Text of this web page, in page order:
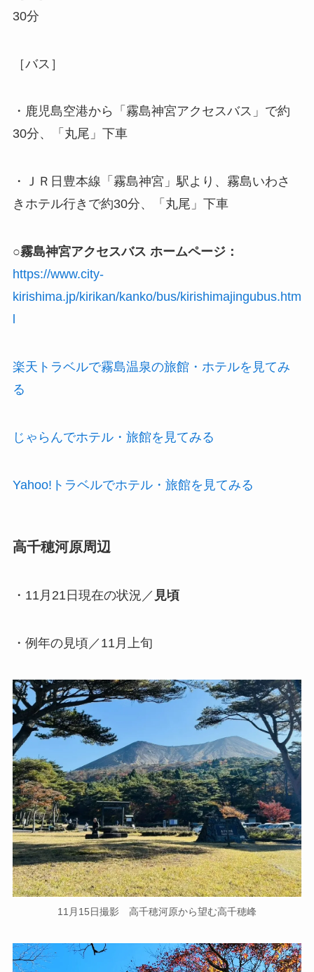
30分
［バス］
・鹿児島空港から「霧島神宮アクセスバス」で約
30分、「丸尾」下車
・ＪＲ日豊本線「霧島神宮」駅より、霧島いわさ
きホテル行きで約30分、「丸尾」下車
○霧島神宮アクセスバス ホームページ：
https://www.city-
kirishima.jp/kirikan/kanko/bus/kirishimajingubus.htm
楽天トラベルで霧島温泉の旅館・ホテルを見てみ
る
じゃらんでホテル・旅館を見てみる
Yahoo!トラベルでホテル・旅館を見てみる
高千穂河原周辺
・11月21日現在の状況／ 見頃
・例年の見頃／11月上旬
11月15日撮影 高千穂河原から望む高千穂峰